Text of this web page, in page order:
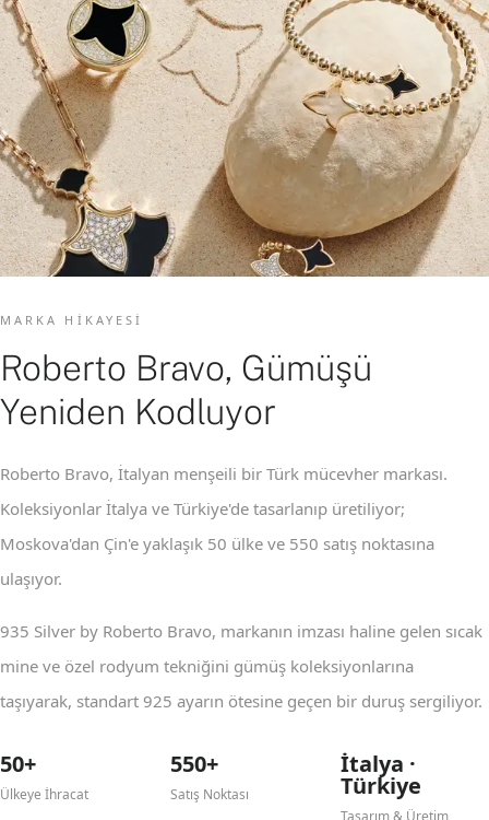
MARKA HIKAYESI
Roberto Bravo, Gümüşü
Yeniden Kodluyor
Roberto Bravo, İtalyan menşeili bir Türk mücevher markası.
Koleksiyonlar İtalya ve Türkiye'de tasarlanıp üretiliyor;
Moskova'dan Çin'e yaklaşık 50 ülke ve 550 satış noktasına
ulaşıyor.
935 Silver by Roberto Bravo, markanın imzası haline gelen sıcak
mine ve özel rodyum tekniğini gümüş koleksiyonlarına
taşıyarak, standart 925 ayarın ötesine geçen bir duruş sergiliyor.
50+
Ülkeye İhracat
550+
Satış Noktası
İtalya ·
Türkiye
Tasarım & Üretim